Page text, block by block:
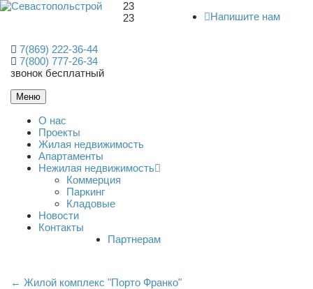
23
23
Напишите нам
7(869) 222-36-44
7(800) 777-26-34
звонок бесплатный
Меню
О нас
Проекты
Жилая недвижимость
Апартаменты
Нежилая недвижимость
Коммерция
Паркинг
Кладовые
Новости
Контакты
Партнерам
← Жилой комплекс "Порто Франко"